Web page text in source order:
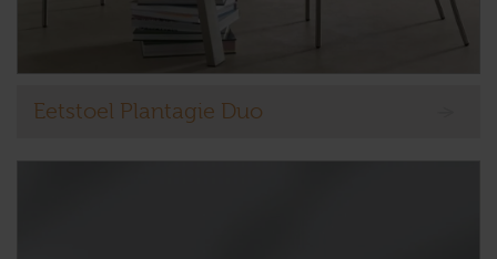
Eetstoel Plantagie Duo